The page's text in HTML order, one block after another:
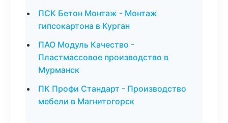
ПСК Бетон Монтаж - Монтаж
гипсокартона в Курган
ПАО Модуль Качество -
Пластмассовое производство в
Мурманск
ПК Профи Стандарт - Производство
мебели в Магнитогорск